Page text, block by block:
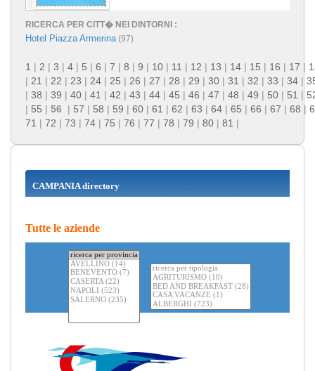
RICERCA PER CITT� NEI DINTORNI :
Hotel Piazza Armerina(97)
1 | 2 | 3 | 4 | 5 | 6 | 7 | 8 | 9 | 10 | 11 | 12 | 13 | 14 | 15 | 16 | 17 |
| 21 | 22 | 23 | 24 | 25 | 26 | 27 | 28 | 29 | 30 | 31 | 32 | 33 | 34 |
| 38 | 39 | 40 | 41 | 42 | 43 | 44 | 45 | 46 | 47 | 48 | 49 | 50 | 51 |
| 55 | 56 | 57 | 58 | 59 | 60 | 61 | 62 | 63 | 64 | 65 | 66 | 67 | 68 |
71 | 72 | 73 | 74 | 75 | 76 | 77 | 78 | 79 | 80 | 81 |
CAMPANIA directory
Tutte le aziende